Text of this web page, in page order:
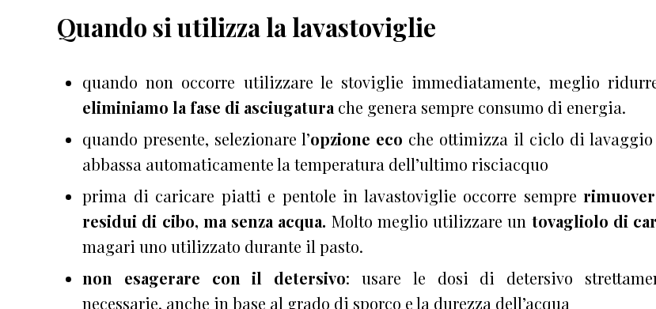
Quando si utilizza la lavastoviglie
quando non occorre utilizzare le stoviglie immediatamente, meglio
eliminiamo la fase di asciugatura che genera sempre consumo di energia.
quando presente, selezionare l’opzione eco che ottimizza il ciclo di lavaggio
abbassa automaticamente la temperatura dell’ultimo risciacquo
prima di caricare piatti e pentole in lavastoviglie occorre sempre
residui di cibo, ma senza acqua. Molto meglio utilizzareun tovagliolo di
magari uno utilizzato durante il pasto.
non esagerare con il detersivo: usare le dosi di detersivo
necessarie, anche in base al grado di sporco e la durezza dell’acqua